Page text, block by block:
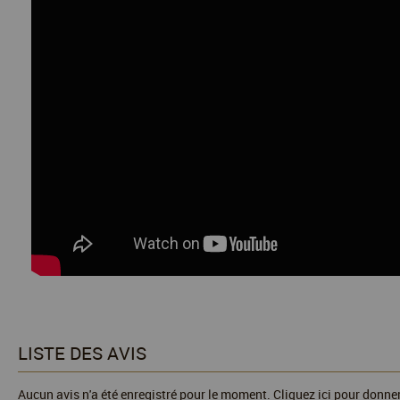
LISTE DES AVIS
Aucun avis n'a été enregistré pour le moment. Cliquez ici pour